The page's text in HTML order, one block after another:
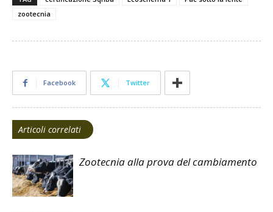
zootecnia
Facebook Twitter
Articoli correlati
Zootecnia alla prova del cambiamento